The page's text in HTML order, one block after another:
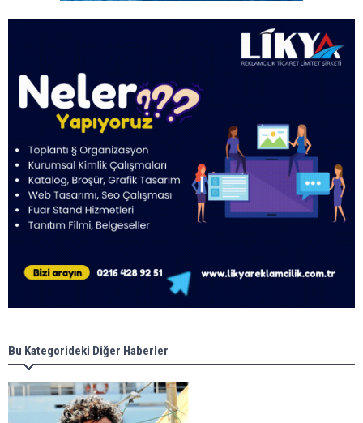
Bu Kategorideki Diğer Haberler